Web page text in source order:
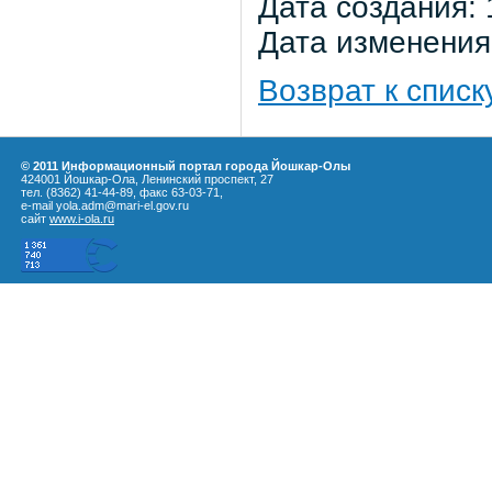
Дата
Дата
Возврат к
© 2011 Информационный портал города Йошкар-Олы
424001 Йошкар-Ола, Ленинский проспект, 27
тел. (8362) 41-44-89, факс 63-03-71,
e-mail yola.adm@mari-el.gov.ru
сайт www.i-ola.ru